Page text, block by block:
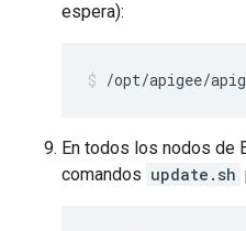
espera):
/opt/apigee/
En todos los nodos de
comandos update.sh